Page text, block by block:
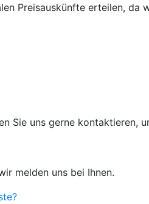
Preisauskünfte erteilen,
Sie uns gerne kontaktieren,
melden uns bei Ihnen.